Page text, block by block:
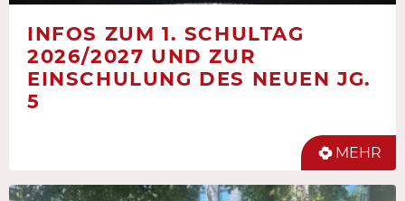
INFOS ZUM 1. SCHULTAG
2026/2027 UND ZUR
EINSCHULUNG DES NEUEN JG.
5
MEHR